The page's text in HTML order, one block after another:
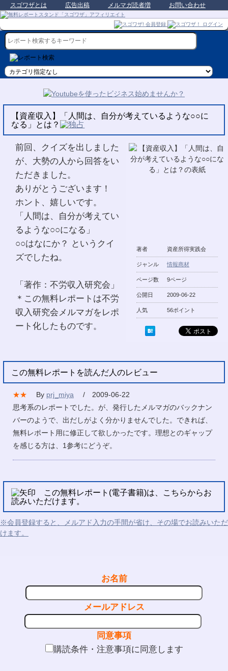
スゴワザとは 広告出稿 メルマガ読者増 お問い合わせ
【資産収入】「人間は、自分が考えているような○○に
なる」とは？
著者 資産所得実践会
ジャンル 情報商材
ページ数 9ページ
公開日 2009-06-22
人気 56ポイント
前回、クイズを出しました
が、大勢の人から回答をい
ただきました。
ありがとうございます！
ホント、嬉しいです。
「人間は、自分が考えてい
るような○○になる」
○○はなにか？ というクイ
ズでしたね。
「著作：不労収入研究会」
＊この無料レポートは不労
収入研究会メルマガをレポ
ート化したものです。
この無料レポートを読んだ人のレビュー
★★ By prj_miya
/ 2009-06-22
思考系のレポートでした。が、発行したメルマガのバックナン
バーのようで、出だしがよく分かりませんでした。できれば、
無料レポート用に修正して欲しかったです。理想とのギャップ
を感じる方は、1参考にどうぞ。
この無料レポート(電子書籍)は、こちらからお
読みいただけます。
※会員登録すると、メルアド入力の手間が省け、その場でお読みいただ
けます。
お名前
メールアドレス
同意事項
購読条件・注意事項に同意します